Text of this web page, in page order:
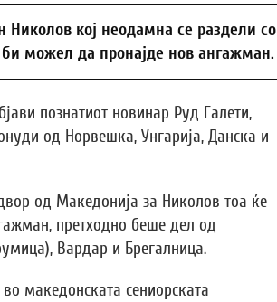
кој неодамна се раздели со
би можел да пронајде нов ангажман.
познатиот новинар Руд Галети,
од Норвешка, Унгарија, Данска и
од Македонија за Николов тоа ќе
претходно беше дел од
Вардар и Брегалница.
македонската сениорската